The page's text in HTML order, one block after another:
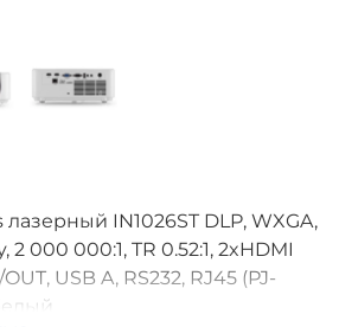
IN1026ST DLP, WXGA,
000 000:1, TR 0.52:1, 2xHDMI
USB A, RS232, RJ45 (PJ-